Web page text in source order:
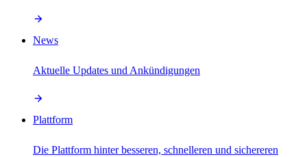
News
Aktuelle Updates und Ankündigungen
Plattform
Die Plattform hinter besseren, schnelleren und sichereren